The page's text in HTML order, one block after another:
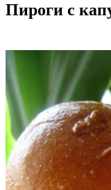
Пироги с